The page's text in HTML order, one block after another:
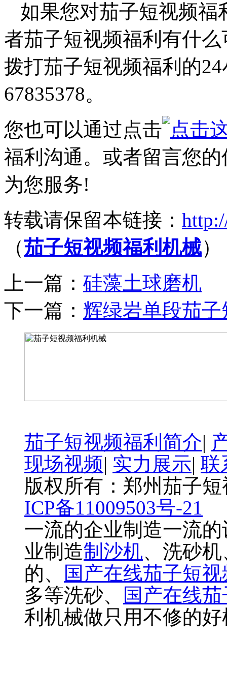
如果您对茄子短视频福
者茄子短视频福利有什
拨打茄子短视频福利的
67835378。
您也可以通过点击
福利沟通。或者留言您
为您服务!
转载请保留本链接：
（茄子短视频福利机械）
上一篇： 硅藻土球磨机
下一篇： 辉绿岩单段茄
茄子短视频福利简介|
现场视频| 实力展示| 联
版权所有：郑州茄子
ICP备11009503号-21
一流的企业制造一流
业制造制沙机、洗砂
的、
国产在线茄子短
多等洗砂、
国产在线
利机械做只用不修的好